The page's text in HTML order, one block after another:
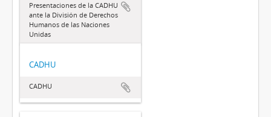
Presentaciones de la CADHU
ante la División de Derechos
Humanos de las Naciones
Unidas
CADHU
CADHU